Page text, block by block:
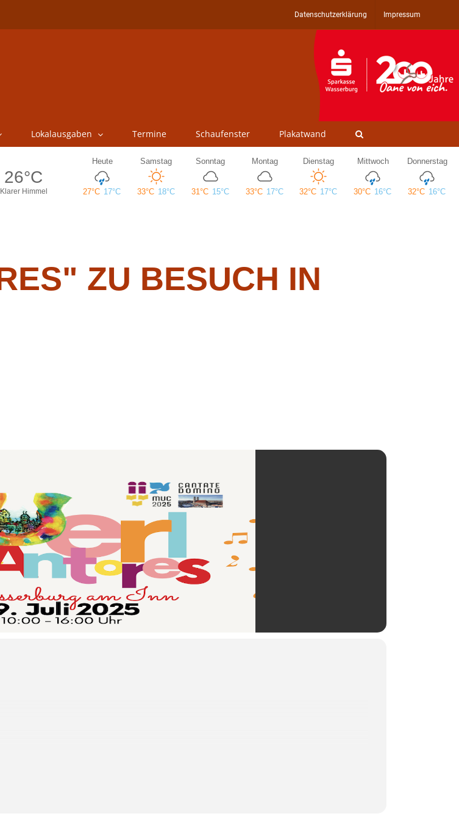
Datenschutzerklärung Impressum
Lokalausgaben Termine Schaufenster Plakatwand
ZU BESUCH IN
in München statt, bei dem sich etwa 4500 Kinder
zu singen, zu beten und sich friedlich zu begegnen. Die „Pueri